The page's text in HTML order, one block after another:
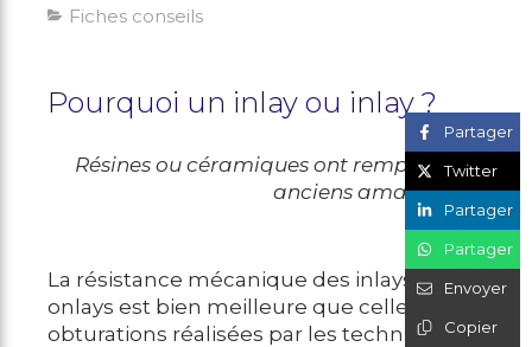
Fiches conseils
Pourquoi un inlay ou inlay ?
Résines ou céramiques ont remplacé les
anciens amalgames
La résistance mécanique des inlays et des
onlays est bien meilleure que celle des
obturations réalisées par les techniques
Partager
Twitter
Partager
Partager
Envoyer
Copier